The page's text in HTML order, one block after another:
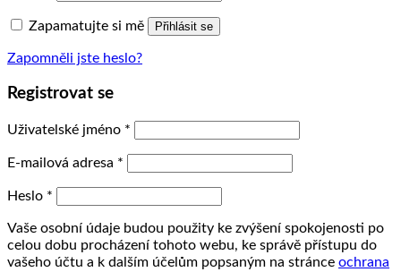
Zapamatujte si mě Přihlásit se
Zapomněli jste heslo?
Registrovat se
Uživatelské jméno *
E-mailová adresa *
Heslo *
Vaše osobní údaje budou použity ke zvýšení spokojenosti po
celou dobu procházení tohoto webu, ke správě přístupu do
vašeho účtu a k dalším účelům popsaným na stránce ochrana